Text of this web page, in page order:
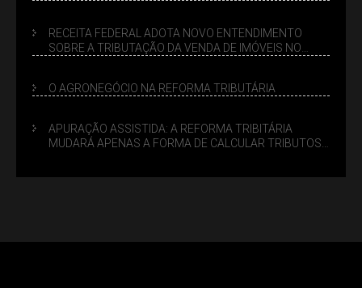
RECEITA FEDERAL ADOTA NOVO ENTENDIMENTO
SOBRE A TRIBUTAÇÃO DA VENDA DE IMÓVEIS NO
O AGRONEGÓCIO NA REFORMA TRIBUTÁRIA
APURAÇÃO ASSISTIDA: A REFORMA TRIBITÁRIA
MUDARÁ APENAS A FORMA DE CALCULAR TRIBUTOS